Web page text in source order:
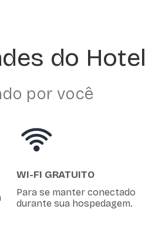
do Hotel
por você
WI-FI GRATUITO
Para se manter conectado
durante sua hospedagem.